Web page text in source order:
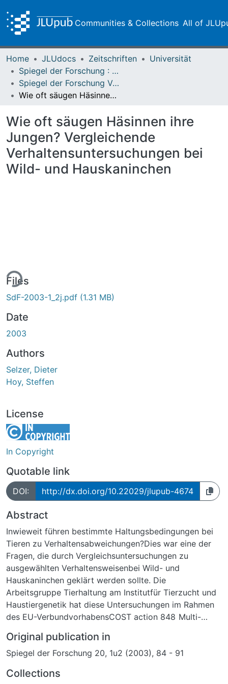
Communities & Collections All of
Home JLUdocs Zeitschriften
Universität
Spiegel der Forschung : Wissenschaftsmagazin
Spiegel der Forschung Vol. 20 (2003) Heft 1/2
Wie oft säugen Häsinnen ihre Jungen? Vergleichende Verhaltensuntersuchungen bei Wild- und Hauskaninchen
Wie oft säugen Häsinnen ihre
Jungen? Vergleichende
Verhaltensuntersuchungen bei
Wild- und Hauskaninchen
Files
SdF-2003-1_2j.pdf (1.31 MB)
Date
2003
Authors
Selzer, Dieter
Hoy, Steffen
License
In Copyright
Quotable link
DOI: http://dx.doi.org/10.22029/jlupub-4674
Abstract
Inwieweit führen bestimmte Haltungsbedingungen bei
Tieren zu Verhaltensabweichungen?Dies war eine der
Fragen, die durch Vergleichsuntersuchungen zu
ausgewählten Verhaltensweisenbei Wild- und
Hauskaninchen geklärt werden sollte. Die
Arbeitsgruppe Tierhaltung am Institutfür Tierzucht und
Haustiergenetik hat diese Untersuchungen im Rahmen
des EU-VerbundvorhabensCOST action 848 Multi-
durchgeführt.Die Tiere wurden unbeeinflusst durch
Beobachter mit einer Infrarot-Videokamera,
Stunden lang lückenlos beobachtet.
Original publication in
Spiegel der Forschung 20, 1u2 (2003), 84 - 91
Collections